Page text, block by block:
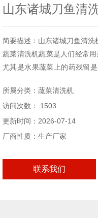
山东诸城刀鱼清
简要描述：山东诸城刀鱼清洗
蔬菜清洗机蔬菜是人们经常
尤其是水果蔬菜上的药残留
比如家庭的使用，还有个人使
所属分类：蔬菜清洗机
访问次数： 1503
更新时间：2026-07-14
厂商性质：生产厂家
联系我们